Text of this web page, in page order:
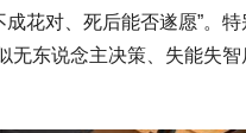
花对、死后能否遂愿”。
无东说念主决策、失能失